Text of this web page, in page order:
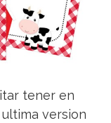
tener en
version